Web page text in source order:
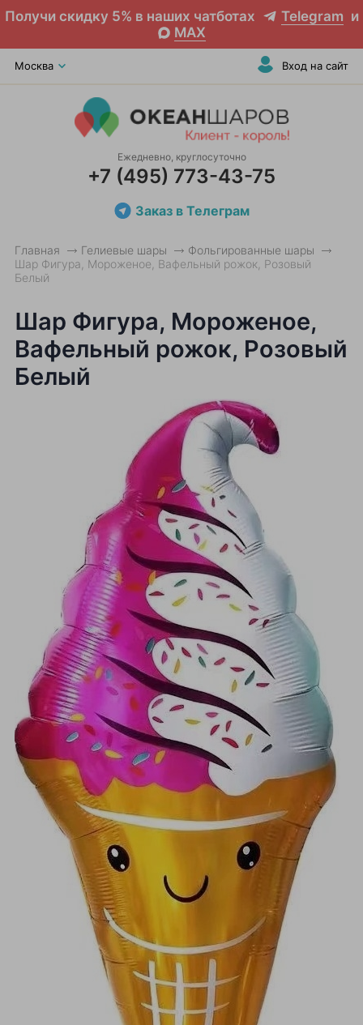
Получи скидку 5% в наших чатботах Telegram и
MAX
Москва Вход на сайт
Ежедневно, круглосуточно
+7 (495) 773-43-75
Заказ в Телеграм
Главная Гелиевые шары
Фольгированные шары
Шар Фигура, Мороженое, Вафельный рожок, Розовый
Белый
Шар Фигура, Мороженое,
Вафельный рожок, Розовый
Белый